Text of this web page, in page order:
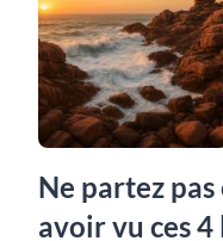
Ne partez pas
avoir vu ces